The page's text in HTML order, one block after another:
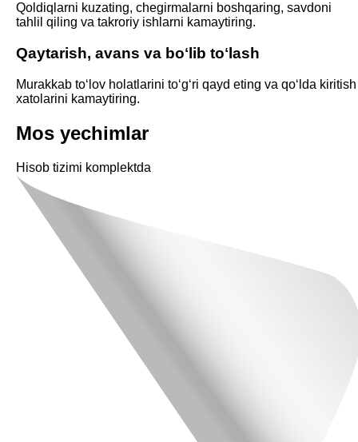
Qoldiqlarni kuzating, chegirmalarni boshqaring, savdoni
tahlil qiling va takroriy ishlarni kamaytiring.
Qaytarish, avans va boʻlib toʻlash
Murakkab toʻlov holatlarini toʻgʻri qayd eting va qoʻlda kiritish
xatolarini kamaytiring.
Mos yechimlar
Hisob tizimi komplektda